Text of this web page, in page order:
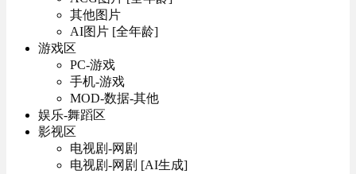
其他图片
AI图片 [全年龄]
游戏区
PC-游戏
手机-游戏
MOD-数据-其他
娱乐-舞蹈区
影视区
电视剧-网剧
电视剧-网剧 [AI生成]